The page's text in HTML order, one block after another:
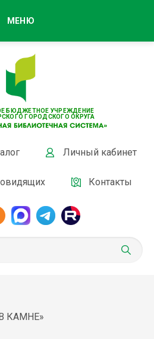
БЮДЖЕТНОЕ УЧРЕЖДЕНИЕ
ГОРОДСКОГО ОКРУГА
Личный кабинет
Контакты
МЕНЮ
КАМНЕ»